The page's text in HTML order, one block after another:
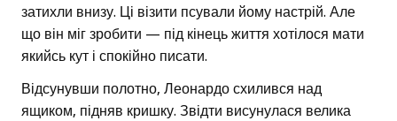
затихли внизу. Ці візити псували йому настрій. Але
що він міг зробити — під кінець життя хотілося мати
якийсь кут і спокійно писати.
Відсунувши полотно, Леонардо схилився над
ящиком, підняв кришку. Звідти висунулася велика